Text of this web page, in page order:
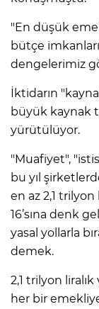
"En düşük
bütçe
dengelerimiz
İktidarın
büyük kaynak
yürütülüyor.
"Muafiyet",
bu yıl
en az 2,1
16’sına denk
yasal yollarla
demek.
2,1 trilyon
her bir